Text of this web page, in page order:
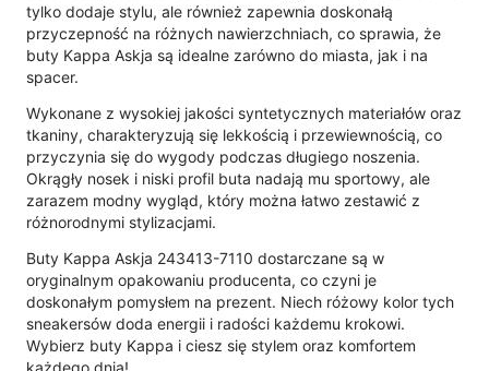
tylko dodaje stylu, ale również zapewnia doskonałą
przyczepność na różnych nawierzchniach, co sprawia, że
buty Kappa Askja są idealne zarówno do miasta, jak i na
spacer.
Wykonane z wysokiej jakości syntetycznych materiałów oraz
tkaniny, charakteryzują się lekkością i przewiewnością, co
przyczynia się do wygody podczas długiego noszenia.
Okrągły nosek i niski profil buta nadają mu sportowy, ale
zarazem modny wygląd, który można łatwo zestawić z
różnorodnymi stylizacjami.
Buty Kappa Askja 243413-7110 dostarczane są w
oryginalnym opakowaniu producenta, co czyni je
doskonałym pomysłem na prezent. Niech różowy kolor tych
sneakersów doda energii i radości każdemu krokowi.
Wybierz buty Kappa i ciesz się stylem oraz komfortem
każdego dnia!